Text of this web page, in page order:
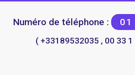
Numéro de téléphone :
( +33189532035 , 00 33